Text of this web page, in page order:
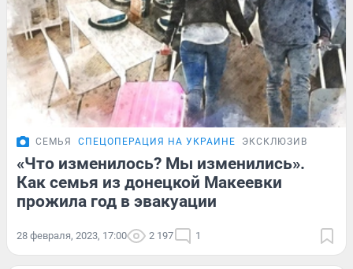
СЕМЬЯ СПЕЦОПЕРАЦИЯ НА УКРАИНЕ ЭКСКЛЮЗИВ
«Что изменилось? Мы изменились».
Как семья из донецкой Макеевки
прожила год в эвакуации
28 февраля, 2023, 17:00 2 197 1